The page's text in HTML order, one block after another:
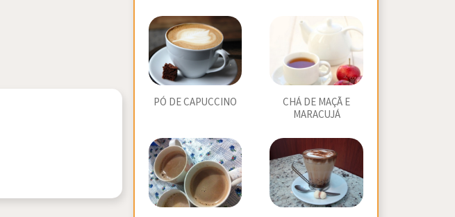
PÓ DE CAPUCCINO
CHÁ DE MAÇÃ E
MARACUJÁ